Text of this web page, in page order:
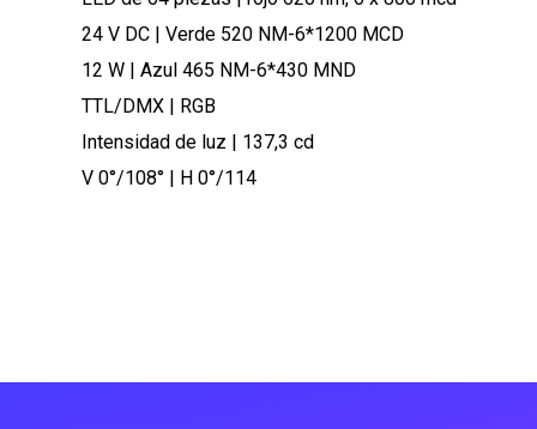
24 V DC | Verde 520 NM-6*1200 MCD
12 W | Azul 465 NM-6*430 MND
TTL/DMX | RGB
Intensidad de luz | 137,3 cd
V 0°/108° | H 0°/114